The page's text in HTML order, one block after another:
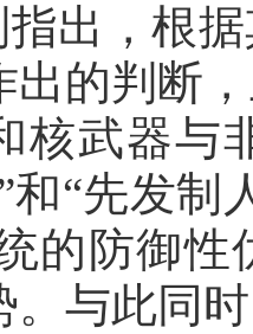
出，根
出的判断
核武器与
和“先发制
的防御性
。与此同